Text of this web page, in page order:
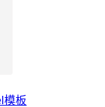
模板